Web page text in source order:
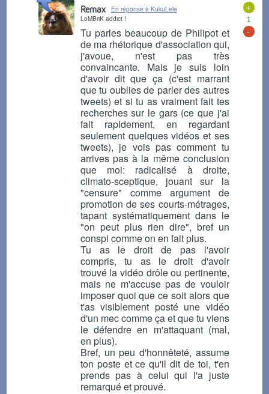
+
1
-
Remax
En réponse à KukuLele
LoMBriK addict !
Tu parles beaucoup de Philipot et
de ma rhétorique d'association qui,
j'avoue, n'est pas très
convaincante. Mais je suis loin
d'avoir dit que ça (c'est marrant
que tu oublies de parler des autres
tweets) et si tu as vraiment fait tes
recherches sur le gars (ce que j'ai
fait rapidement, en regardant
seulement quelques vidéos et ses
tweets), je vois pas comment tu
arrives pas à la même conclusion
que moi: radicalisé à droite,
climato-sceptique, jouant sur la
"censure" comme argument de
promotion de ses courts-métrages,
tapant systématiquement dans le
"on peut plus rien dire", bref un
conspi comme on en fait plus.
Tu as le droit de pas l'avoir
compris, tu as le droit d'avoir
trouvé la vidéo drôle ou pertinente,
mais ne m'accuse pas de vouloir
imposer quoi que ce soit alors que
t'as visiblement posté une vidéo
d'un mec comme ça et que tu viens
le défendre en m'attaquant (mal,
en plus).
Bref, un peu d'honnêteté, assume
ton poste et ce qu'il dit de toi, t'en
prends pas à celui qui l'a juste
remarqué et prouvé.